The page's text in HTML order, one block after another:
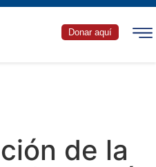
Donar aquí
de la